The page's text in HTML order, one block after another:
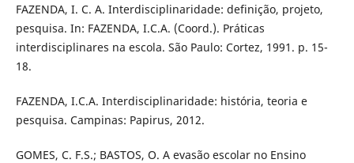
FAZENDA, I. C. A. Interdisciplinaridade: definição, projeto,
pesquisa. In: FAZENDA, I.C.A. (Coord.). Práticas
interdisciplinares na escola. São Paulo: Cortez, 1991. p. 15-
18.
FAZENDA, I.C.A. Interdisciplinaridade: história, teoria e
pesquisa. Campinas: Papirus, 2012.
GOMES, C. F.S.; BASTOS, O. A evasão escolar no Ensino